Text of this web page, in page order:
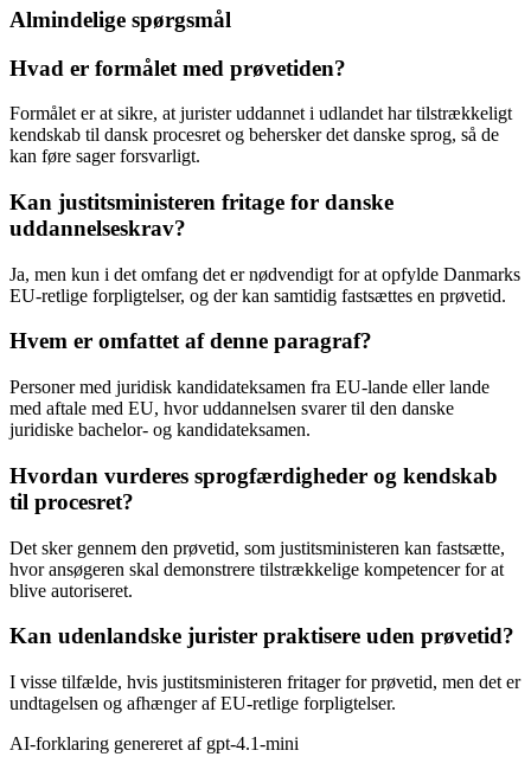
Almindelige spørgsmål
Hvad er formålet med prøvetiden?
Formålet er at sikre, at jurister uddannet i udlandet har tilstrækkeligt
kendskab til dansk procesret og behersker det danske sprog, så de
kan føre sager forsvarligt.
Kan justitsministeren fritage for danske
uddannelseskrav?
Ja, men kun i det omfang det er nødvendigt for at opfylde Danmarks
EU-retlige forpligtelser, og der kan samtidig fastsættes en prøvetid.
Hvem er omfattet af denne paragraf?
Personer med juridisk kandidateksamen fra EU-lande eller lande
med aftale med EU, hvor uddannelsen svarer til den danske
juridiske bachelor- og kandidateksamen.
Hvordan vurderes sprogfærdigheder og kendskab
til procesret?
Det sker gennem den prøvetid, som justitsministeren kan fastsætte,
hvor ansøgeren skal demonstrere tilstrækkelige kompetencer for at
blive autoriseret.
Kan udenlandske jurister praktisere uden prøvetid?
I visse tilfælde, hvis justitsministeren fritager for prøvetid, men det er
undtagelsen og afhænger af EU-retlige forpligtelser.
AI-forklaring genereret af gpt-4.1-mini